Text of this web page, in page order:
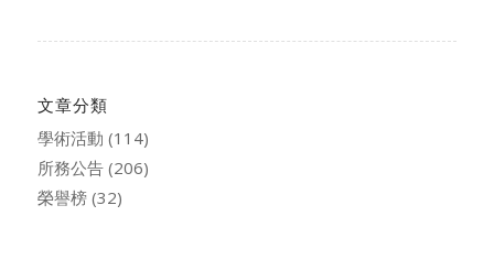
文章分類
學術活動 (114)
所務公告(206)
榮譽榜(32)